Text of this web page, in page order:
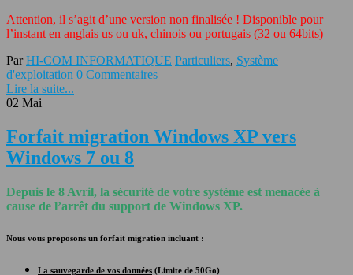
Attention, il s’agit d’une version non finalisée ! Disponible pour
l’instant en anglais us ou uk, chinois ou portugais (32 ou 64bits)
ParHI-COM INFORMATIQUE Particuliers, Système
d'exploitation 0 Commentaires
Lire la suite...
02 Mai
Forfait migration Windows XP vers
Windows 7 ou 8
Depuis le 8 Avril, la sécurité de votre système est menacée à
cause de l’arrêt du support de Windows XP.
Nous vous proposons un forfait migration incluant :
La sauvegarde de vos données (Limite de 50Go)